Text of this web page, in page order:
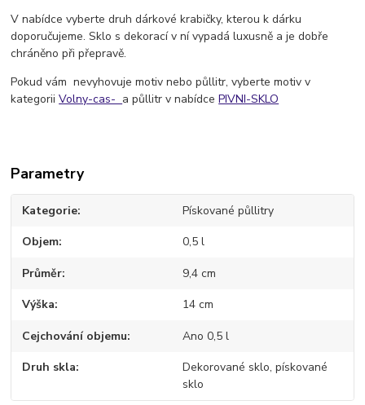
V nabídce vyberte druh dárkové krabičky, kterou k dárku
doporučujeme. Sklo s dekorací v ní vypadá luxusně a je dobře
chráněno při přepravě.
Pokud vám nevyhovuje motiv nebo půllitr, vyberte motiv v
kategoriiVolny-cas- a půllitr v nabídcePIVNI-SKLO
Parametry
Kategorie Pískované půllitry
Objem 0,5 l
Průměr 9,4 cm
Výška 14 cm
Cejchování objemu Ano 0,5 l
Druh skla
Dekorované sklo, pískované
sklo